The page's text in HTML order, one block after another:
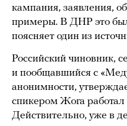
кампания, заявления,
примеры. В ДНР это
поясняет один из
Российский чиновник,
и пообщавшийся с
анонимности,
спикером Жога работал
Действительно, уже в